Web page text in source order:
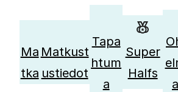
Ma
tka
Matkust
ustiedot
Tapa
htum
a
Super
Halfs
a